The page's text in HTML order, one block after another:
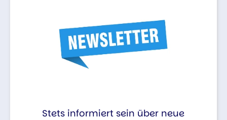
Stets informiert sein über neue